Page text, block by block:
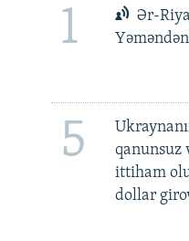
1
Ər-
5
qanunsuz
ittiham
dollar